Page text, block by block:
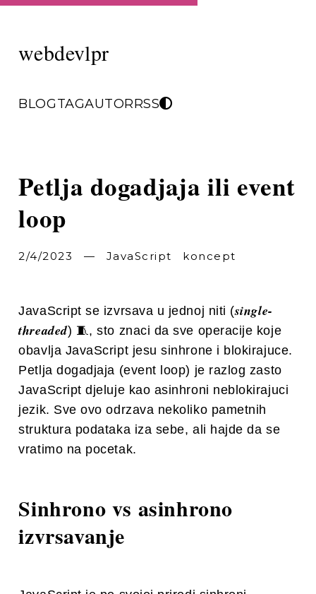
webdevlpr
BLOGTAGAUTORRSS
Petlja dogadjaja ili event
loop
2/4/2023 — JavaScript koncept
JavaScript se izvrsava u jednoj niti (single-
threaded) 🧵, sto znaci da sve operacije koje
obavlja JavaScript jesu sinhrone i blokirajuce.
Petlja dogadjaja (event loop) je razlog zasto
JavaScript djeluje kao asinhroni neblokirajuci
jezik. Sve ovo odrzava nekoliko pametnih
struktura podataka iza sebe, ali hajde da se
vratimo na pocetak.
Sinhrono vs asinhrono
izvrsavanje